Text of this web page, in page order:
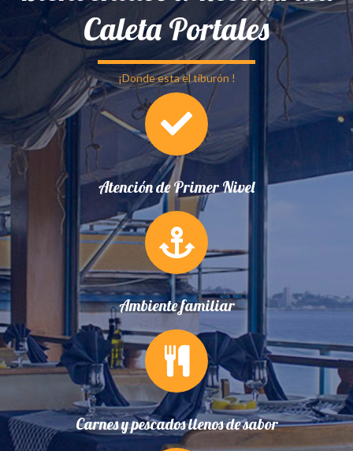
Caleta Portales
¡Donde esta el tiburón !
Atención de Primer Nivel
Ambiente familiar
Carnes y pescados llenos de sabor